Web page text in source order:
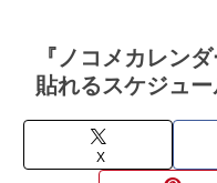
『ノコメカレン
貼れるスケジュー
X